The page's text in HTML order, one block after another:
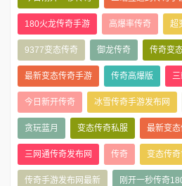
180火龙传奇手游 高爆率传奇 超
9377变态传奇 御龙传奇 传奇变
最新变态传奇手游 传奇高爆版 三
今日新开传奇 冰雪传奇手游发布网
贪玩蓝月 变态传奇私服 最新变
三网通传奇发布网 传奇 变态传
传奇手游发布网最新 刚开一秒传奇